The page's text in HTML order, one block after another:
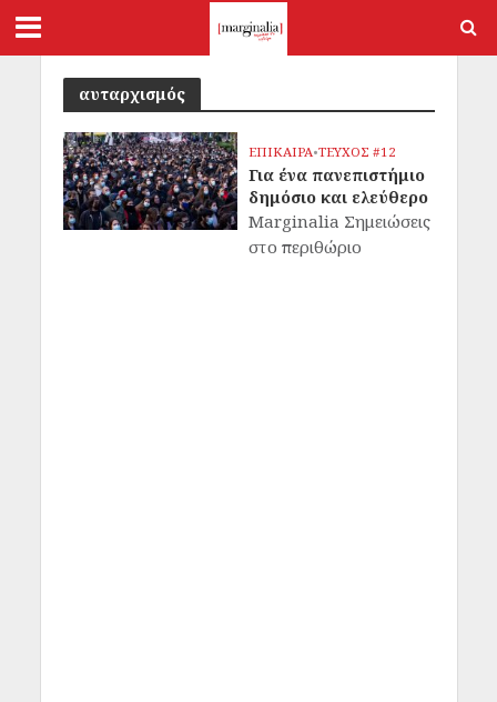
αυταρχισμός
ΕΠΙΚΑΙΡΑ•ΤΕΥΧΟΣ #12
Για ένα πανεπιστήμιο
δημόσιο και ελεύθερο
Marginalia Σημειώσεις
στο περιθώριο